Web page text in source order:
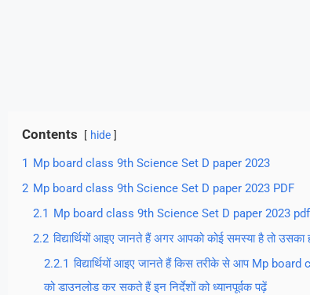
Contents hide
1 Mp board class 9th Science Set D paper 2023
2 Mp board class 9th Science Set D paper 2023 PDF
2.1 Mp board class 9th Science Set D paper 2023
2.2 विद्यार्थियों आइए जानते हैं अगर आपको कोई समस्या है तो
2.2.1 विद्यार्थियों आइए जानते हैं किस तरीके से आप Mp
को डाउनलोड कर सकते हैं इन निर्देशों को ध्यानपूर्वक पढ़ें